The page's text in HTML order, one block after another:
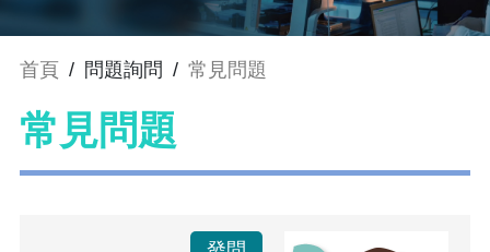
首頁 / 問題詢問 / 常見問題
常見問題